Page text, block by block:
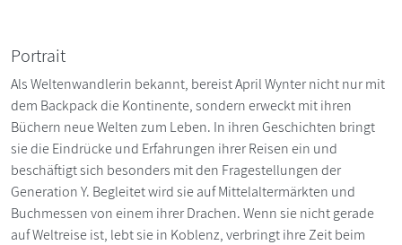
Portrait
Als Weltenwandlerin bekannt, bereist April Wynter nicht nur mit
dem Backpack die Kontinente, sondern erweckt mit ihren
Büchern neue Welten zum Leben. In ihren Geschichten bringt
sie die Eindrücke und Erfahrungen ihrer Reisen ein und
beschäftigt sich besonders mit den Fragestellungen der
Generation Y. Begleitet wird sie auf Mittelaltermärkten und
Buchmessen von einem ihrer Drachen. Wenn sie nicht gerade
auf Weltreise ist, lebt sie in Koblenz, verbringt ihre Zeit beim